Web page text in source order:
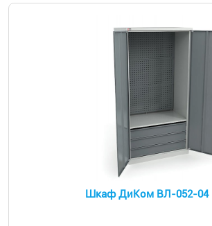
Шкаф ДиКом ВЛ-052-04